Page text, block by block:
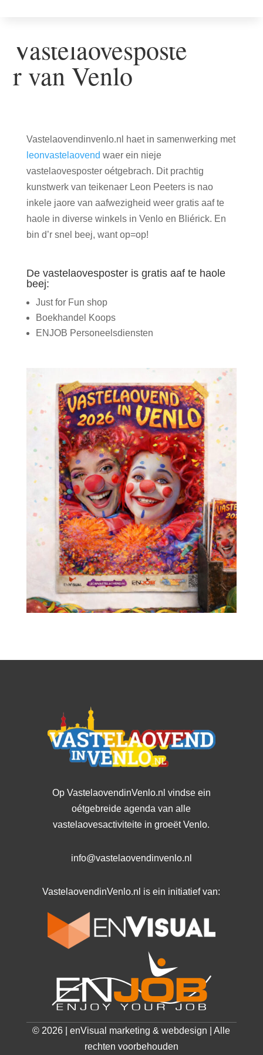
Vastelaovesposte
r van Venlo
Vastelaovendinvenlo.nl haet in samenwerking met
leonvastelaovend waer ein nieje
vastelaovesposter oétgebrach. Dit prachtig
kunstwerk van teikenaer Leon Peeters is nao
inkele jaore van aafwezigheid weer gratis aaf te
haole in diverse winkels in Venlo en Bliérick. En
bin d’r snel beej, want op=op!
De vastelaovesposter is gratis aaf te haole
beej:
Just for Fun shop
Boekhandel Koops
ENJOB Personeelsdiensten
Op VastelaovendinVenlo.nl vindse ein
oétgebreide agenda van alle
vastelaovesactiviteite in groeët Venlo.
info@vastelaovendinvenlo.nl
VastelaovendinVenlo.nl is ein initiatief van:
© 2026 | enVisual marketing & webdesign | Alle
rechten voorbehouden